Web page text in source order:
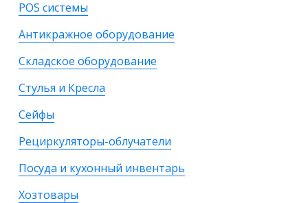
POS системы
Антикражное оборудование
Складское оборудование
Стулья и Кресла
Сейфы
Рециркуляторы-облучатели
Посуда и кухонный инвентарь
Хозтовары